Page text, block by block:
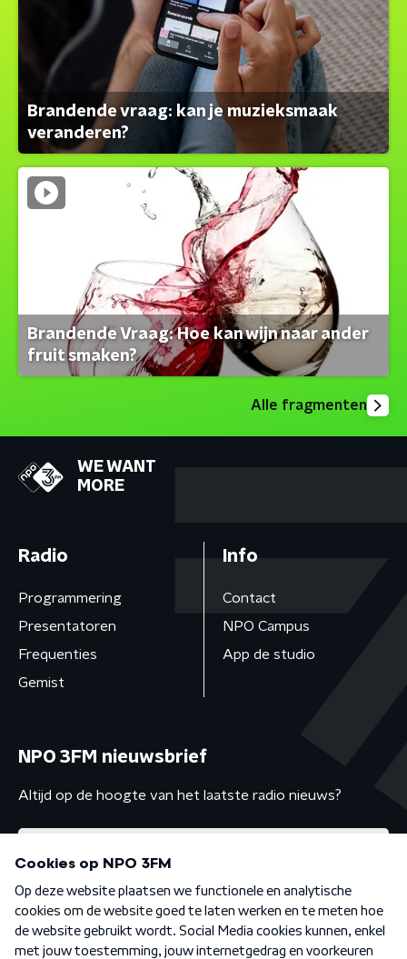
Brandende vraag: kan je muzieksmaak
veranderen?
Brandende Vraag: Hoe kan wijn naar ander
fruit smaken?
Alle fragmenten
WE WANT
MORE
Radio
Programmering
Presentatoren
Frequenties
Gemist
Info
Contact
NPO Campus
App de studio
NPO 3FM nieuwsbrief
Altijd op de hoogte van het laatste radio nieuws?
Algemene voorwaarden Privacybeleid